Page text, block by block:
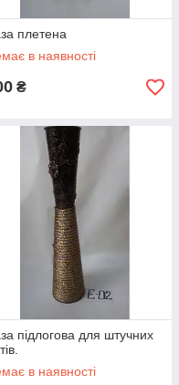
продаються парами –
гармонійного
плетена
в наявності
₴
підлогова для штучних
в наявності